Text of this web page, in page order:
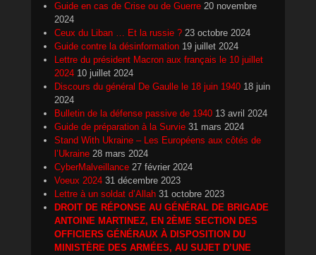
Guide en cas de Crise ou de Guerre 20 novembre
2024
Ceux du Liban … Et la russie ? 23 octobre 2024
Guide contre la désinformation 19 juillet 2024
Lettre du président Macron aux français le 10 juillet
2024 10 juillet 2024
Discours du général De Gaulle le 18 juin 1940 18 juin
2024
Bulletin de la défense passive de 1940 13 avril 2024
Guide de préparation à la Survie 31 mars 2024
Stand With Ukraine – Les Européens aux côtés de
l’Ukraine 28 mars 2024
CyberMalveillance 27 février 2024
Voeux 2024 31 décembre 2023
Lettre à un soldat d’Allah 31 octobre 2023
DROIT DE RÉPONSE AU GÉNÉRAL DE BRIGADE
ANTOINE MARTINEZ, EN 2ÈME SECTION DES
OFFICIERS GÉNÉRAUX À DISPOSITION DU
MINISTÈRE DES ARMÉES, AU SUJET D’UNE